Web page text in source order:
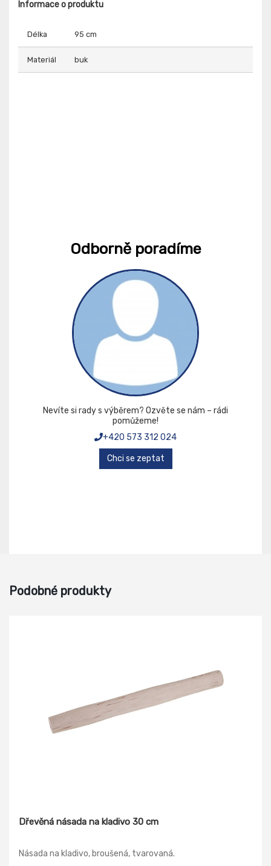
Informace o produktu
Délka 95 cm
Materiál buk
Odborně poradíme
Nevíte si rady s výběrem? Ozvěte se nám – rádi
pomůžeme!
+420 573 312 024
Chci se zeptat
Podobné produkty
Dřevěná násada na kladivo 30 cm
Násada na kladivo, broušená, tvarovaná.